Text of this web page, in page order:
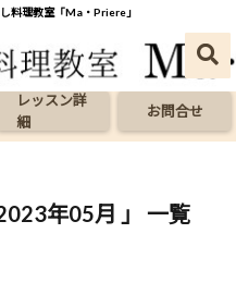
料理教室「Ma・Priere」
レッスン詳
細
お問合せ
年05月 」 一覧